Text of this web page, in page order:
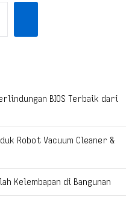
BIOS Terbaik dari
Robot Vacuum Cleaner &
Kelembapan di Bangunan